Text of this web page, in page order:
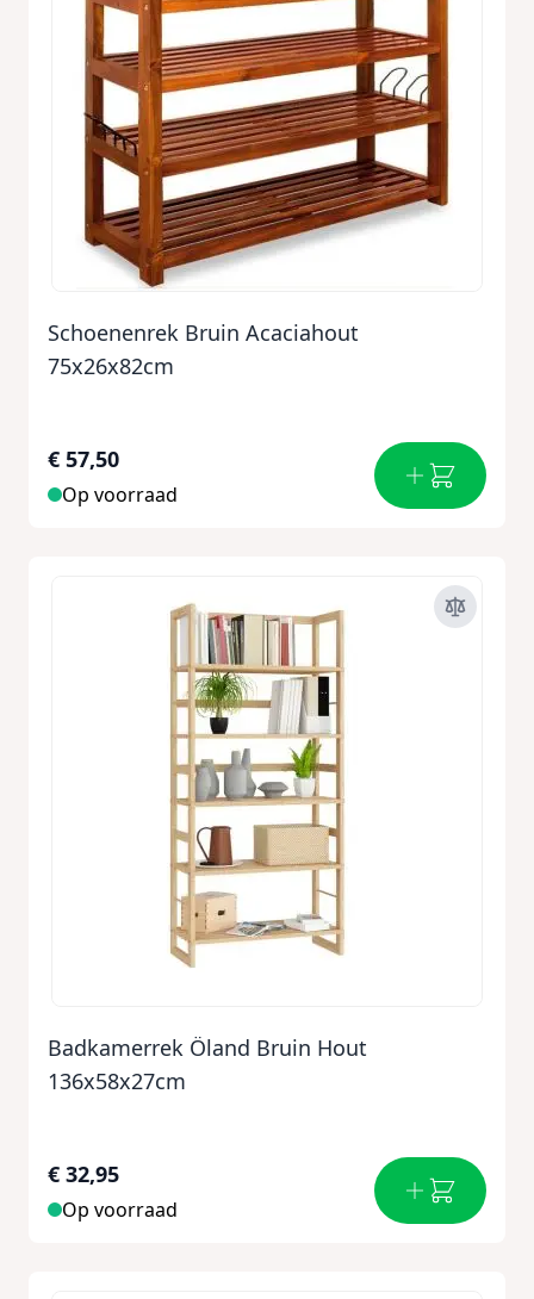
Schoenenrek Bruin Acaciahout
75x26x82cm
€ 57,50
Op voorraad
Badkamerrek Öland Bruin Hout
136x58x27cm
€ 32,95
Op voorraad